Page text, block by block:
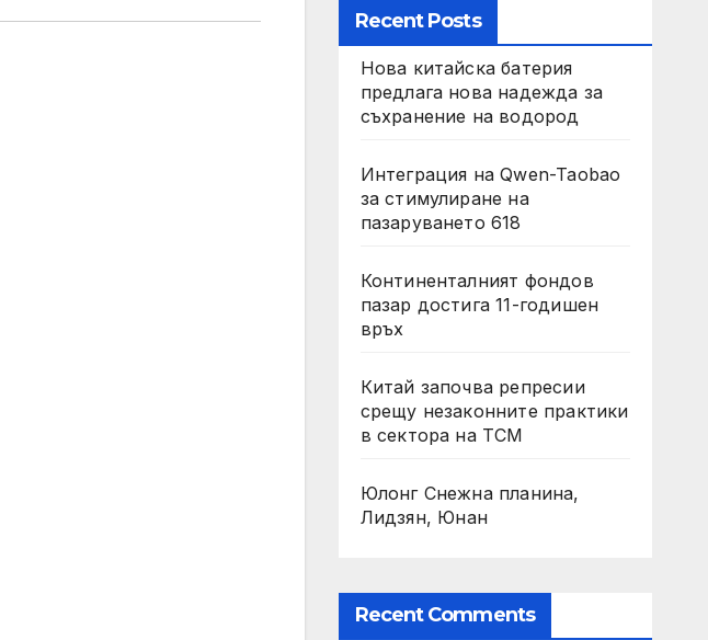
Recent Posts
Нова китайска батерия
предлага нова надежда за
съхранение на водород
Интеграция на Qwen-Taobao
за стимулиране на
пазаруването 618
Континенталният фондов
пазар достига 11-годишен
връх
Китай започва репресии
срещу незаконните практики
в сектора на TCM
Юлонг Снежна планина,
Лидзян, Юнан
Recent Comments